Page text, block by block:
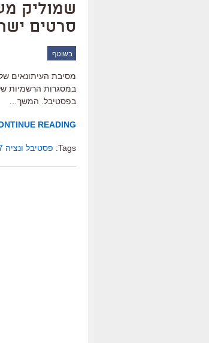
שמוליק
סרטים
בשוטף
מסיבת העיתונאים
במסגרות הרשמיות
בפסטיבל. המשך…
READING
Tags: פסטיבל ונציה 2017